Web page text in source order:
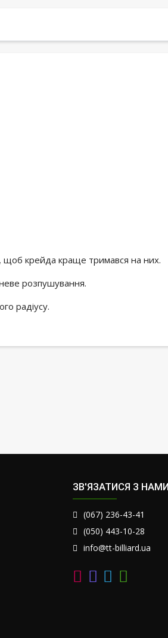
щоб крейда краще тримався на них.
розпушування.
радіусу.
ЗВ'ЯЗАТИСЯ З НАМИ
(067) 236-43-41
(050) 443-10-28
info@tt-billiard.ua